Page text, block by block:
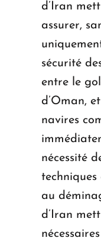
d’Iran
assurer,
sécurité
entre le
d’Oman,
navires
nécessité
au
d’Iran